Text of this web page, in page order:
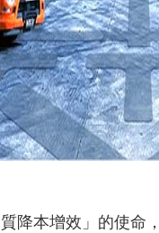
降本增效」的使命